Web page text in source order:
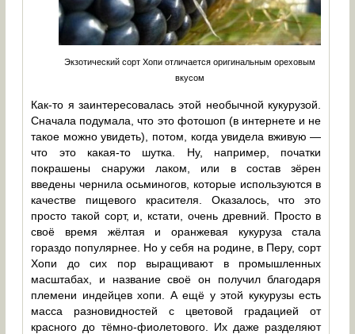
Экзотический сорт Хопи отличается оригинальным ореховым
вкусом
Как-то я заинтересовалась этой необычной кукурузой.
Сначала подумала, что это фотошоп (в интернете и не
такое можно увидеть), потом, когда увидела вживую —
что это какая-то шутка. Ну, например, початки
покрашены снаружи лаком, или в состав зёрен
введены чернила осьминогов, которые используются в
качестве пищевого красителя. Оказалось, что это
просто такой сорт, и, кстати, очень древний. Просто в
своё время жёлтая и оранжевая кукуруза стала
гораздо популярнее. Но у себя на родине, в Перу, сорт
Хопи до сих пор выращивают в промышленных
масштабах, и название своё он получил благодаря
племени индейцев хопи. А ещё у этой кукурузы есть
масса разновидностей с цветовой градацией от
красного до тёмно-фиолетового. Их даже разделяют